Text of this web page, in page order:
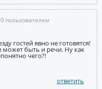
пользователем
гостей явно не готовятся!
может быть и речи. Ну как
чего?!
ответить